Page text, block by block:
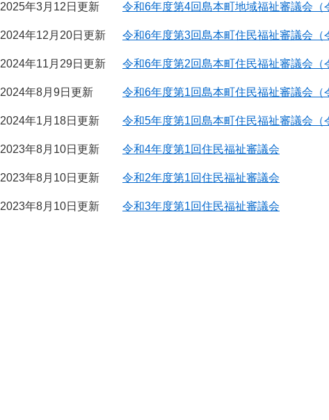
2025年3月12日更新 令和6年度第4回島本町地域福祉審議会（
2024年12月20日更新 令和6年度第3回島本町住民福祉審議会（
2024年11月29日更新 令和6年度第2回島本町住民福祉審議会（
2024年8月9日更新 令和6年度第1回島本町住民福祉審議会（
2024年1月18日更新 令和5年度第1回島本町住民福祉審議会（
2023年8月10日更新 令和4年度第1回住民福祉審議会
2023年8月10日更新 令和2年度第1回住民福祉審議会
2023年8月10日更新 令和3年度第1回住民福祉審議会